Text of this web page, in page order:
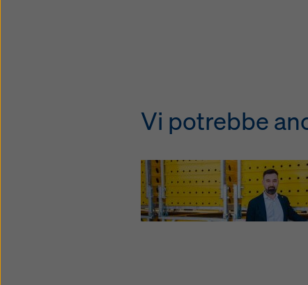
Vi potrebbe